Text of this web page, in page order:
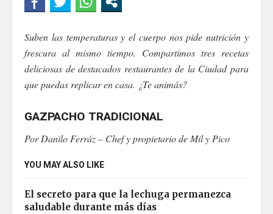
Suben las temperaturas y el cuerpo nos pide nutrición y
frescura al mismo tiempo. Compartimos tres recetas
deliciosas de destacados restaurantes de la Ciudad para
que puedas replicar en casa. ¿Te animás?
GAZPACHO TRADICIONAL
Por Danilo Ferráz – Chef y propietario de Mil y Pico
YOU MAY ALSO LIKE
El secreto para que la lechuga permanezca
saludable durante más días